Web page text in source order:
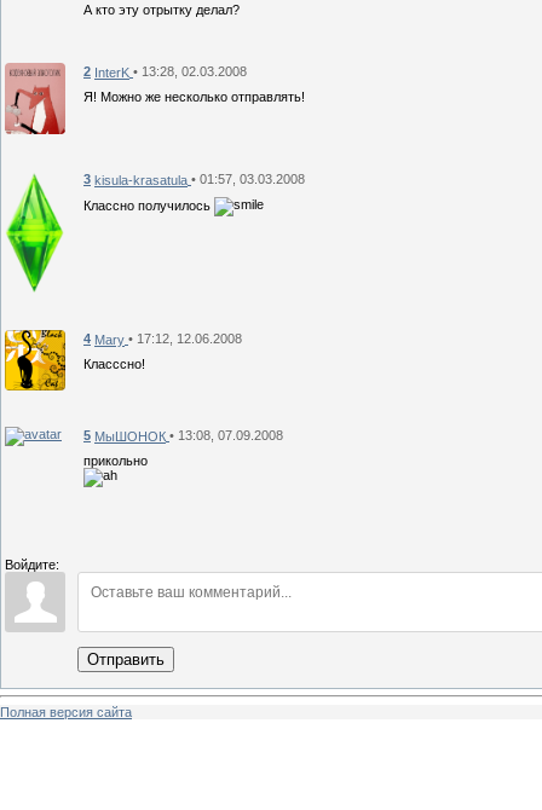
А кто эту отрытку делал?
2 InterK • 13:28, 02.03.2008
Я! Можно же несколько отправлять!
3 kisula-krasatula • 01:57, 03.03.2008
Классно получилось
4 Mary • 17:12, 12.06.2008
Класссно!
5 МыШОНОК • 13:08, 07.09.2008
прикольно
Войдите:
Отправить
Полная версия сайта